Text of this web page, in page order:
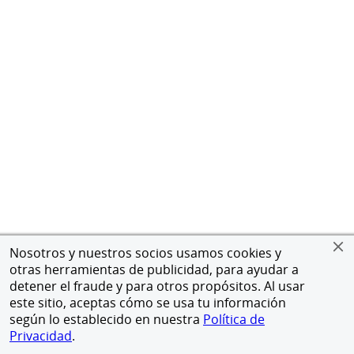
Nosotros y nuestros socios usamos cookies y
otras herramientas de publicidad, para ayudar a
detener el fraude y para otros propósitos. Al usar
este sitio, aceptas cómo se usa tu información
según lo establecido en nuestra Política de
Privacidad.